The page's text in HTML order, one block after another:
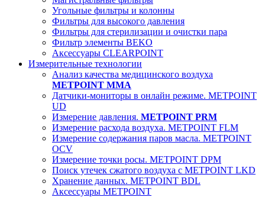
Угольные фильтры и колонны
Фильтры для высокого давления
Фильтры для стерилизации и очистки пара
Фильтр элементы BEKO
Аксессуары CLEARPOINT
Измерительные технологии
Анализ качества медицинского воздуха
METPOINT MMA
Датчики-мониторы в онлайн режиме. METPOINT
UD
Измерение давления. METPOINT PRM
Измерение расхода воздуха. METPOINT FLM
Измерение содержания паров масла. METPOINT
OCV
Измерение точки росы. METPOINT DPM
Поиск утечек сжатого воздуха с METPOINT LKD
Хранение данных. METPOINT BDL
Аксессуары METPOINT